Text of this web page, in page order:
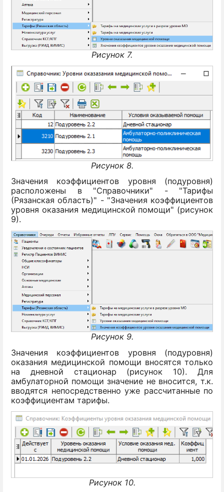
Рисунок 7.
Рисунок 8.
Значения коэффициентов уровня (подуровня)
расположены в "Справочники" - "Тарифы
(Рязанская область)" - "Значения коэффициентов
уровня оказания медицинской помощи" (рисунок
9).
Рисунок 9.
Значения коэффициентов уровня (подуровня)
оказания медицинской помощи вносятся только
на дневной стационар (рисунок 10). Для
амбулаторной помощи значение не вносится, т.к.
вводятся непосредственно уже рассчитанные по
коэффициентам тарифы.
Рисунок 10.